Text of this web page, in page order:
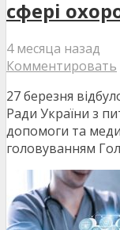
сфері
4 месяца назад
Комментировать
27 березня
Ради України з
допомоги та
головуванням